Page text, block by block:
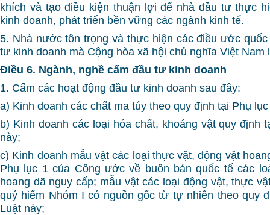
khích và tạo điều kiện thuận lợi để nhà đầu tư thực
kinh doanh, phát triển bền vững các ngành kinh tế.
5. Nhà nước tôn trọng và thực hiện các điều ước
tư kinh doanh mà Cộng hòa xã hội chủ nghĩa Việt Nam
Điều 6. Ngành, nghề cấm đầu tư kinh doanh
1. Cấm các hoạt động đầu tư kinh doanh sau đây:
a) Kinh doanh các chất ma túy theo quy định tại Phụ
b) Kinh doanh các loại hóa chất, khoáng vật quy định
này;
c) Kinh doanh mẫu vật các loại thực vật, động vật
Phụ lục 1 của Công ước về buôn bán quốc tế các
hoang dã nguy cấp; mẫu vật các loại động vật, thực
quý hiếm Nhóm I có nguồn gốc từ tự nhiên theo quy
Luật này;